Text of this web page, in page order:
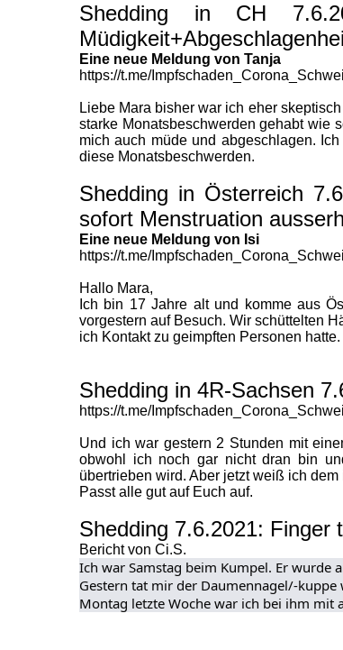
Shedding in CH
Eine neue Meldung von Tanja
https://t.me/
Liebe Mara bisher war ich eher
starke Monatsbeschwerden gehabt wie
mich auch müde und abgeschlagen.
diese Monatsbeschwerden.
Shedding in Österreich
sofort Menstruation
Eine neue Meldung von Isi
https://t.me/
Hallo Mara,
Ich bin 17 Jahre alt und komme aus
vorgestern auf Besuch. Wir schüttelten
ich Kontakt zu geimpften Personen
Shedding in 4R-Sachsen
https://t.me/
Und ich war gestern 2 Stunden mit
obwohl ich noch gar nicht dran bin
übertrieben wird. Aber jetzt weiß ich dem
Passt alle gut auf Euch auf.
Shedding 7.6.2021: Finger
Bericht von Ci.S.
Ich war Samstag beim Kumpel. Er wurde
Gestern tat mir der Daumennagel/-kuppe
Montag letzte Woche war ich bei ihm mit